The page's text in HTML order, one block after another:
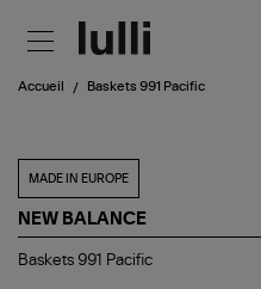
Accueil Baskets 991 Pacific
MADE IN EUROPE
NEW BALANCE
Baskets
Baskets 991 Pacific